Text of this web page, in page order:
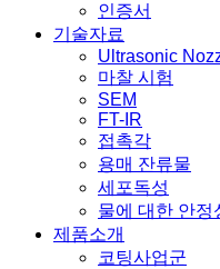
인증서
기술자료
Ultrasonic
마찰 시험
SEM
FT-IR
접촉각
용매 잔류물
세포독성
물에 대한 안정
제품소개
코팅사업군